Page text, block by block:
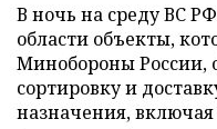
В ночь на среду ВС
области объекты,
Минобороны России,
сортировку и
назначения,